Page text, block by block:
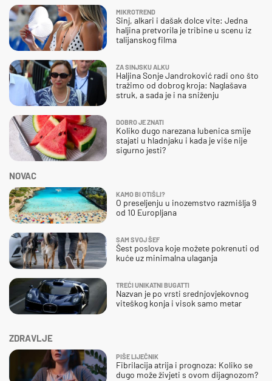
ZDRAVLJE
PIŠE LIJEČNIK
Fibrilacija atrija i prognoza: Koliko se
dugo može živjeti s ovom dijagnozom?
NOVAC
KAMO BI OTIŠLI?
O preseljenju u inozemstvo razmišlja 9
od 10 Europljana
SAM SVOJ ŠEF
Šest poslova koje možete pokrenuti od
kuće uz minimalna ulaganja
TREĆI UNIKATNI BUGATTI
Nazvan je po vrsti srednjovjekovnog
viteškog konja i visok samo metar
MIKROTREND
Sinj, alkari i dašak dolce vite: Jedna
haljina pretvorila je tribine u scenu iz
talijanskog filma
ZA SINJSKU ALKU
Haljina Sonje Jandroković radi ono što
tražimo od dobrog kroja: Naglašava
struk, a sada je i na sniženju
DOBRO JE ZNATI
Koliko dugo narezana lubenica smije
stajati u hladnjaku i kada je više nije
sigurno jesti?